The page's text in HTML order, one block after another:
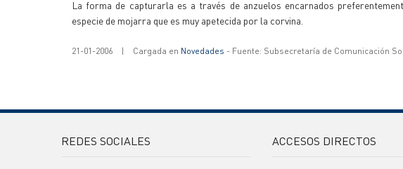
La forma de capturarla es a través de anzuelos encarnados
especie de mojarra que es muy apetecida por la corvina.
21-01-2006 | Cargada en Novedades - Fuente: Subsecretaría de Comunicación
REDES SOCIALES ACCESOS DIRECTOS